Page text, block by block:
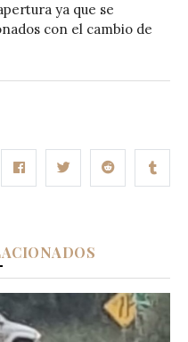
ya que se
con el cambio de